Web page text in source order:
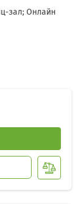
зал; Онлайн